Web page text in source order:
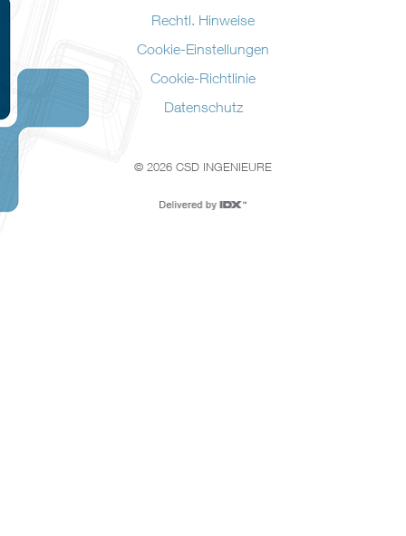
Rechtl. Hinweise
Cookie-Einstellungen
Cookie-Richtlinie
Datenschutz
© 2026 CSD INGENIEURE